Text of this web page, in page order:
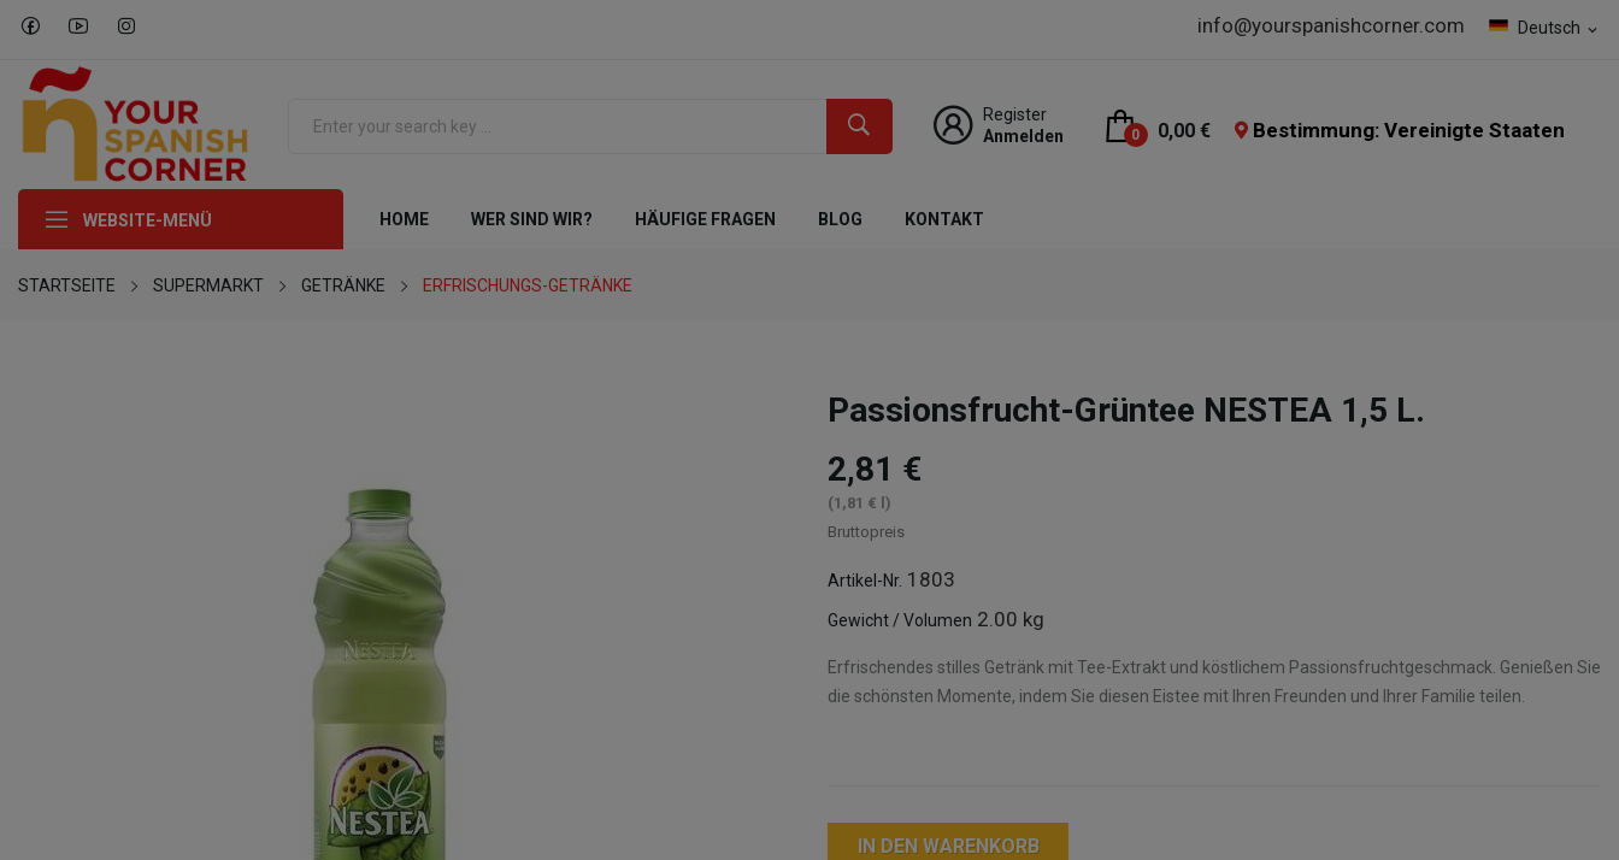
Deutsch expand_more
info@yourspanishcorner.com
Register
Anmelden
0 0,00 € Bestimmung: Vereinigte Staaten
WEBSITE-MENÜ HOME WER SIND WIR? HÄUFIGE FRAGEN BLOG KONTAKT
STARTSEITE SUPERMARKT GETRÄNKE ERFRISCHUNGS-GETRÄNKE
Passionsfrucht-Grüntee NESTEA 1,5 L.
2,81 €
(1,81 € l)
Bruttopreis
Artikel-Nr. 1803
Gewicht / Volumen 2.00 kg
Erfrischendes stilles Getränk mit Tee-Extrakt und köstlichem Passionsfruchtgeschmack. Genießen Sie
die schönsten Momente, indem Sie diesen Eistee mit Ihren Freunden und Ihrer Familie teilen.
IN DEN WARENKORB